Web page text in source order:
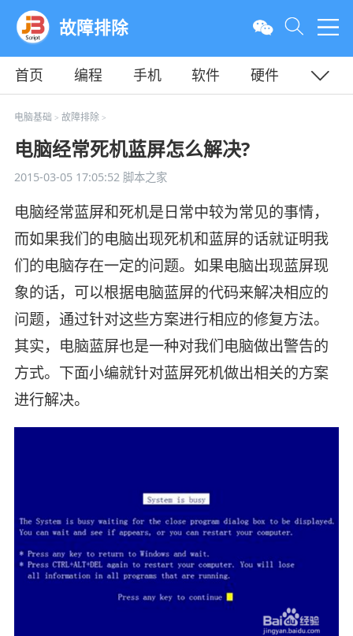
故障排除
首页 编程 手机 软件
硬件
教程
平面
电脑基础 > 故障排除>
电脑经常死机蓝屏怎么解决?
2015-03-05 17:05:52脚本之家
电脑经常蓝屏和死机是日常中较为常见的事情，
而如果我们的电脑出现死机和蓝屏的话就证明我
们的电脑存在一定的问题。如果电脑出现蓝屏现
象的话，可以根据电脑蓝屏的代码来解决相应的
问题，通过针对这些方案进行相应的修复方法。
其实，电脑蓝屏也是一种对我们电脑做出警告的
方式。下面小编就针对蓝屏死机做出相关的方案
进行解决。